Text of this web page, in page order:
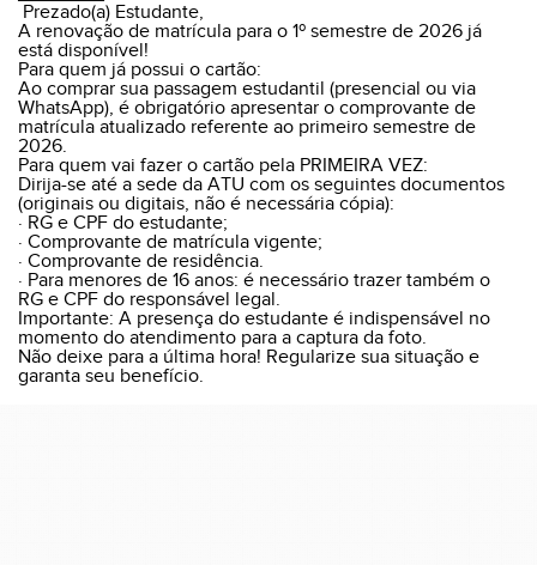
Prezado(a) Estudante,
A renovação de matrícula para o 1º semestre de 2026 já
está disponível!
Para quem já possui o cartão:
Ao comprar sua passagem estudantil (presencial ou via
WhatsApp), é obrigatório apresentar o comprovante de
matrícula atualizado referente ao primeiro semestre de
2026.
Para quem vai fazer o cartão pela PRIMEIRA VEZ:
Dirija-se até a sede da ATU com os seguintes documentos
(originais ou digitais, não é necessária cópia):
· RG e CPF do estudante;
· Comprovante de matrícula vigente;
· Comprovante de residência.
· Para menores de 16 anos: é necessário trazer também o
RG e CPF do responsável legal.
Importante: A presença do estudante é indispensável no
momento do atendimento para a captura da foto.
Não deixe para a última hora! Regularize sua situação e
garanta seu benefício.
© Sistema Integrado Municipal Versão Desktop